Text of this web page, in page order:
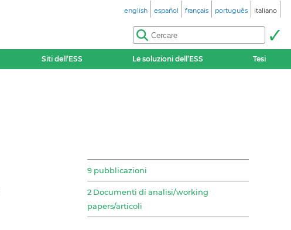
english español français português italiano
Siti dell’ESS Le soluzioni dell’ESS Tesi
9 pubblicazioni
2 Documenti di analisi/working
papers/articoli